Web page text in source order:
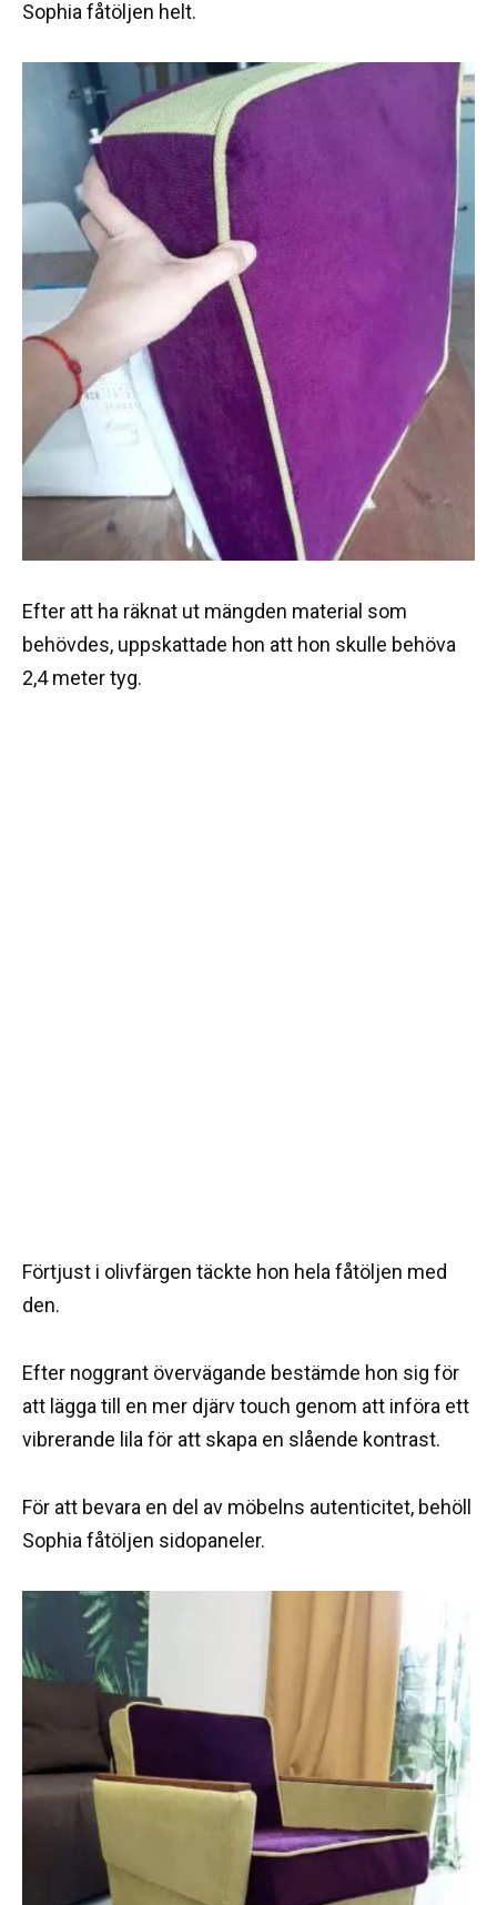
Sophia fåtöljen helt.
Efter att ha räknat ut mängden material som
behövdes, uppskattade hon att hon skulle behöva
2,4 meter tyg.
Förtjust i olivfärgen täckte hon hela fåtöljen med
den.
Efter noggrant övervägande bestämde hon sig för
att lägga till en mer djärv touch genom att införa ett
vibrerande lila för att skapa en slående kontrast.
För att bevara en del av möbelns autenticitet, behöll
Sophia fåtöljen sidopaneler.